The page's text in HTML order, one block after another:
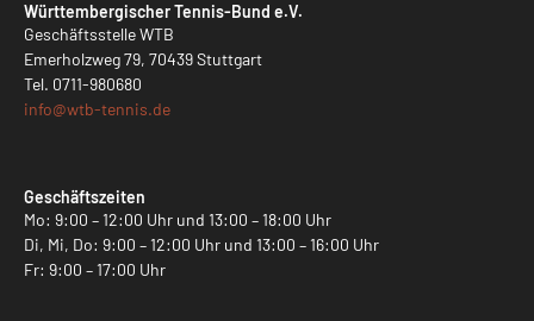
Württembergischer Tennis-Bund e.V.
Geschäftsstelle WTB
Emerholzweg 79, 70439 Stuttgart
Tel. 0711-980680
info@wtb-tennis.de
Geschäftszeiten
Mo: 9:00 – 12:00 Uhr und 13:00 – 18:00 Uhr
Di, Mi, Do: 9:00 – 12:00 Uhr und 13:00 – 16:00 Uhr
Fr: 9:00 – 17:00 Uhr